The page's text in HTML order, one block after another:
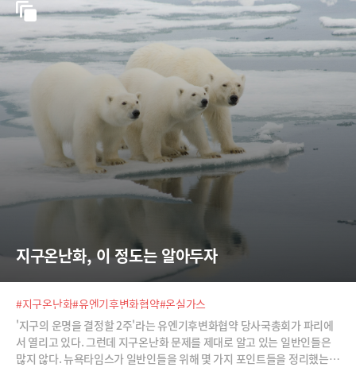
지구온난화, 이 정도는 알아두자
#지구온난화#유엔기후변화협약#온실가스
'지구의 운명을 결정할 2주'라는 유엔기후변화협약 당사국총회가 파리에
서 열리고 있다. 그런데 지구온난화 문제를 제대로 알고 있는 일반인들은
많지 않다. 뉴욕타임스가 일반인들을 위해 몇 가지 포인트들을 정리했는데